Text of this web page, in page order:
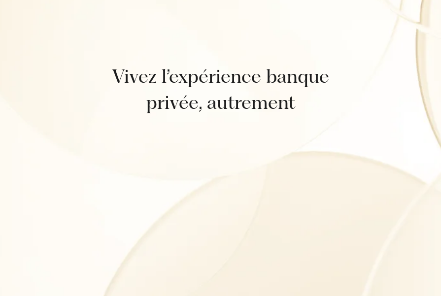
Vivez l’expérience banque
privée, autrement